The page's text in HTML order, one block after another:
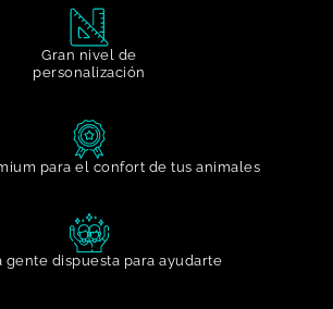
Gran nivel de
personalización​
para el confort de tus animales
gente dispuesta para ayudarte​